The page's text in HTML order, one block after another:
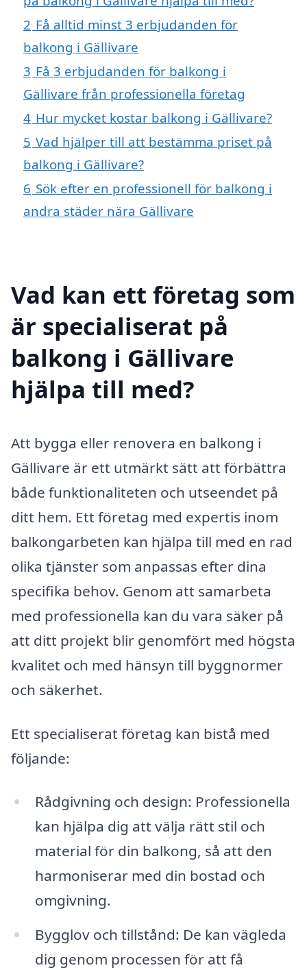
2 Få alltid minst 3 erbjudanden för
balkong i Gällivare
3 Få 3 erbjudanden för balkong i
Gällivare från professionella företag
4 Hur mycket kostar balkong i Gällivare?
5 Vad hjälper till att bestämma priset på
balkong i Gällivare?
6 Sök efter en professionell för balkong i
andra städer nära Gällivare
Vad kan ett företag som
är specialiserat på
balkong i Gällivare
hjälpa till med?
Att bygga eller renovera en balkong i
Gällivare är ett utmärkt sätt att förbättra
både funktionaliteten och utseendet på
ditt hem. Ett företag med expertis inom
balkongarbeten kan hjälpa till med en rad
olika tjänster som anpassas efter dina
specifika behov. Genom att samarbeta
med professionella kan du vara säker på
att ditt projekt blir genomfört med högsta
kvalitet och med hänsyn till byggnormer
och säkerhet.
Ett specialiserat företag kan bistå med
följande:
Rådgivning och design: Professionella
kan hjälpa dig att välja rätt stil och
material för din balkong, så att den
harmoniserar med din bostad och
omgivning.
Bygglov och tillstånd: De kan vägleda
dig genom processen för att få